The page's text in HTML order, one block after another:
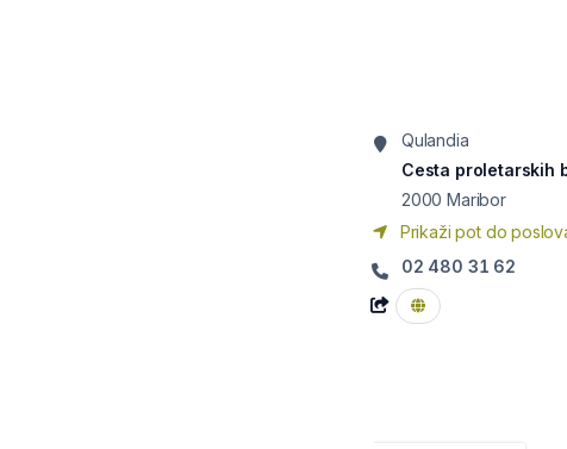
Qulandia
Cesta proletarskih
2000 Maribor
Prikaži pot do
02 480 31 62